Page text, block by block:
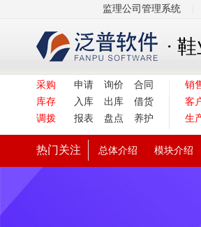
监理公司管理系统
·
采购 申请 询价
合同
库存
入库 出库
借货
调拨
报表 盘点 养护
销
客
生
热门关注 总体介绍 模块介绍